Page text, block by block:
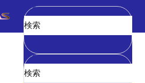
Main
navigation
消去
70T34